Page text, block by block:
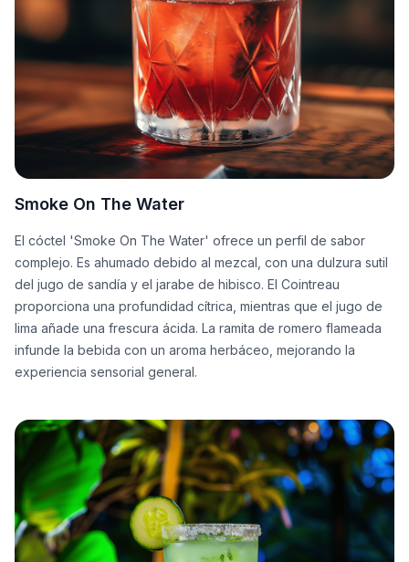
Smoke On The Water
El cóctel 'Smoke On The Water' ofrece un perfil de sabor
complejo. Es ahumado debido al mezcal, con una dulzura sutil
del jugo de sandía y el jarabe de hibisco. El Cointreau
proporciona una profundidad cítrica, mientras que el jugo de
lima añade una frescura ácida. La ramita de romero flameada
infunde la bebida con un aroma herbáceo, mejorando la
experiencia sensorial general.